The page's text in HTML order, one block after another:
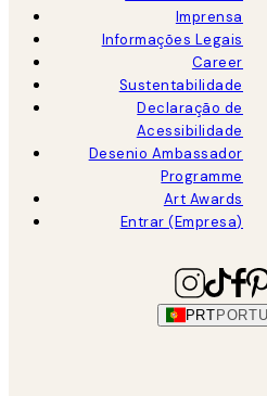
Imprensa
Informações Legais
Career
Sustentabilidade
Declaração de
Acessibilidade
Desenio Ambassador
Programme
Art Awards
Entrar (Empresa)
PRT